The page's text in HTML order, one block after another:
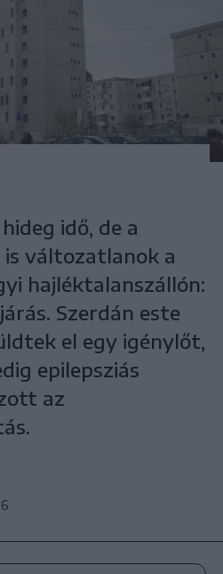
idő, de a
változatlanok a
hajléktalanszállón:
Szerdán este
el egy igénylőt,
epilepsziás
az